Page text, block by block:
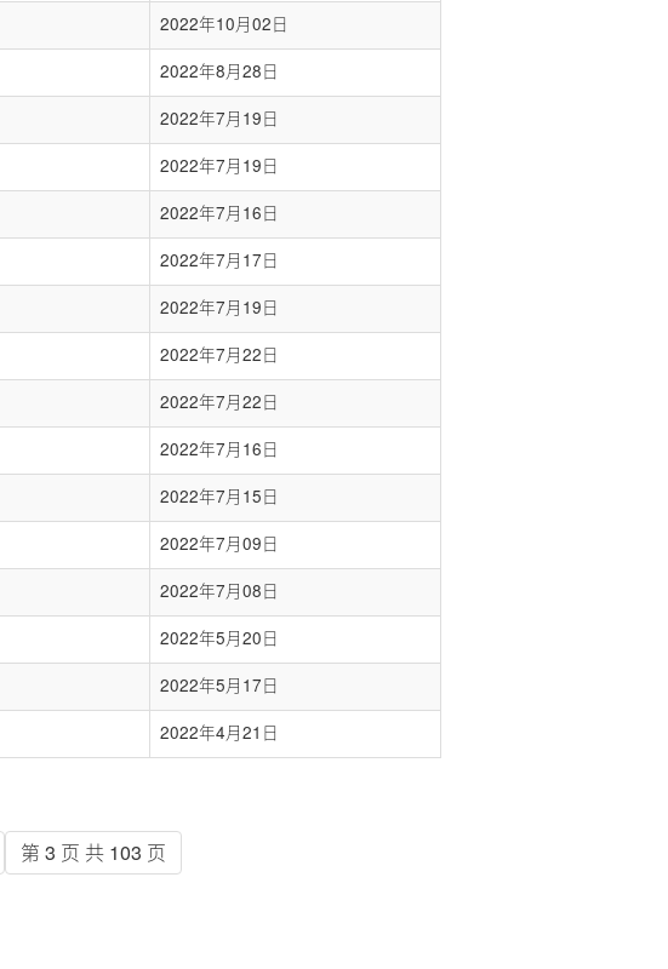
2022年10月02日
2022年8月28日
2022年7月19日
2022年7月19日
2022年7月16日
2022年7月17日
2022年7月19日
2022年7月22日
2022年7月22日
2022年7月16日
2022年7月15日
2022年7月09日
2022年7月08日
2022年5月20日
2022年5月17日
2022年4月21日
第 3 页 共 103 页